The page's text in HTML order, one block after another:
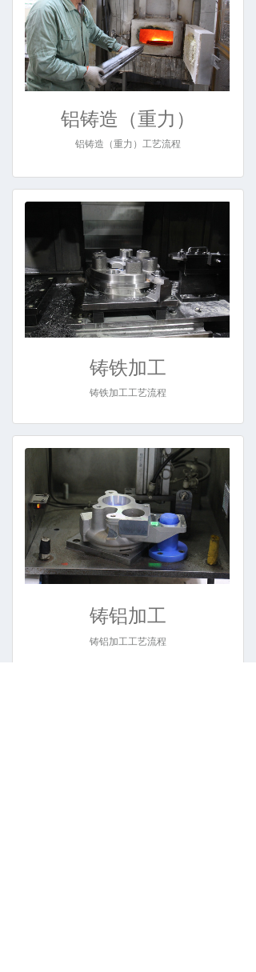
铝铸造（重力）
铝铸造（重力）工艺流程
铸铁加工
铸铁加工工艺流程
铸铝加工
铸铝加工工艺流程